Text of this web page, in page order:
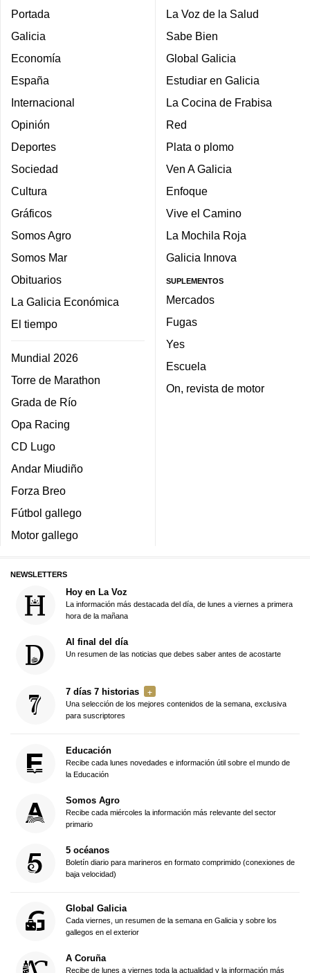
Portada
Galicia
Economía
España
Internacional
Opinión
Deportes
Sociedad
Cultura
Gráficos
Somos Agro
Somos Mar
Obituarios
La Galicia Económica
El tiempo
Mundial 2026
Torre de Marathon
Grada de Río
Opa Racing
CD Lugo
Andar Miudiño
Forza Breo
Fútbol gallego
Motor gallego
La Voz de la Salud
Sabe Bien
Global Galicia
Estudiar en Galicia
La Cocina de Frabisa
Red
Plata o plomo
Ven A Galicia
Enfoque
Vive el Camino
La Mochila Roja
Galicia Innova
SUPLEMENTOS
Mercados
Fugas
Yes
Escuela
On, revista de motor
NEWSLETTERS
Hoy en La Voz
La información más destacada del día, de lunes a viernes a primera
hora de la mañana
Al final del día
Un resumen de las noticias que debes saber antes de acostarte
7 días 7 historias
Una selección de los mejores contenidos de la semana, exclusiva
para suscriptores
Educación
Recibe cada lunes novedades e información útil sobre el mundo de
la Educación
Somos Agro
Recibe cada miércoles la información más relevante del sector
primario
5 océanos
Boletín diario para marineros en formato comprimido (conexiones de
baja velocidad)
Global Galicia
Cada viernes, un resumen de la semana en Galicia y sobre los
gallegos en el exterior
A Coruña
Recibe de lunes a viernes toda la actualidad y la información más